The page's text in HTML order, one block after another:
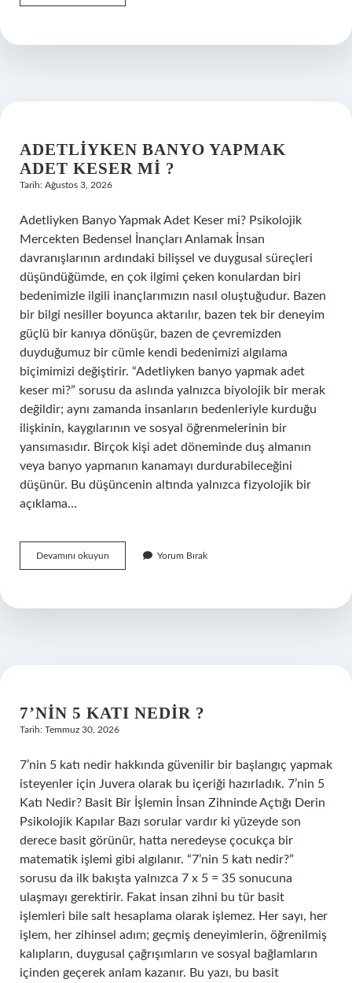
kuzeni
akraba
ADETLIYKEN BANYO YAPMAK
ADET KESER MI ?
Tarih: Ağustos 3, 2026
Adetliyken Banyo Yapmak Adet Keser mi? Psikolojik
Mercekten Bedensel İnançları Anlamak İnsan
davranışlarının ardındaki bilişsel ve duygusal süreçleri
düşündüğümde, en çok ilgimi çeken konulardan biri
bedenimizle ilgili inançlarımızın nasıl oluştuğudur. Bazen
bir bilgi nesiller boyunca aktarılır, bazen tek bir deneyim
güçlü bir kanıya dönüşür, bazen de çevremizden
duyduğumuz bir cümle kendi bedenimizi algılama
biçimimizi değiştirir. “Adetliyken banyo yapmak adet
keser mi?” sorusu da aslında yalnızca biyolojik bir merak
değildir; aynı zamanda insanların bedenleriyle kurduğu
ilişkinin, kaygılarının ve sosyal öğrenmelerinin bir
yansımasıdır. Birçok kişi adet döneminde duş almanın
veya banyo yapmanın kanamayı durdurabileceğini
düşünür. Bu düşüncenin altında yalnızca fizyolojik bir
açıklama…
Devamını okuyun Adetliyken
banyo
keser
Yorum Bırak
7’NIN 5 KATI NEDIR ?
Tarih: Temmuz 30, 2026
7’nin 5 katı nedir hakkında güvenilir bir başlangıç yapmak
isteyenler için Juvera olarak bu içeriği hazırladık. 7’nin 5
Katı Nedir? Basit Bir İşlemin İnsan Zihninde Açtığı Derin
Psikolojik Kapılar Bazı sorular vardır ki yüzeyde son
derece basit görünür, hatta neredeyse çocukça bir
matematik işlemi gibi algılanır. “7’nin 5 katı nedir?”
sorusu da ilk bakışta yalnızca 7 x 5 = 35 sonucuna
ulaşmayı gerektirir. Fakat insan zihni bu tür basit
işlemleri bile salt hesaplama olarak işlemez. Her sayı, her
işlem, her zihinsel adım; geçmiş deneyimlerin, öğrenilmiş
kalıpların, duygusal çağrışımların ve sosyal bağlamların
içinden geçerek anlam kazanır. Bu yazı, bu basit